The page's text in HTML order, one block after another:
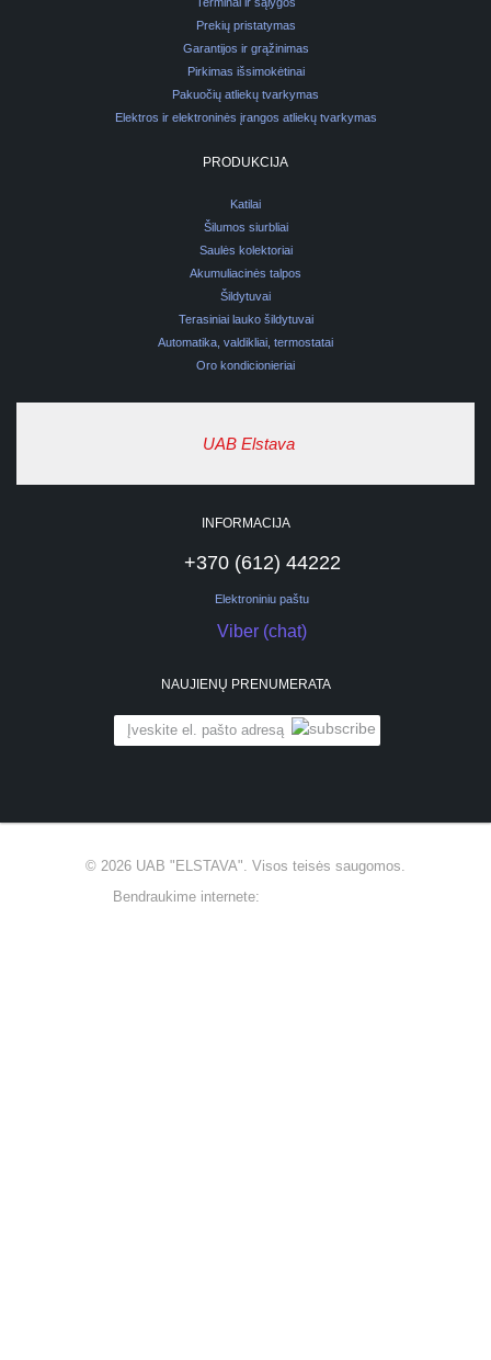
Prekių pristatymas
Garantijos ir grąžinimas
Pirkimas išsimokėtinai
Pakuočių atliekų tvarkymas
Elektros ir elektroninės įrangos atliekų tvarkymas
PRODUKCIJA
Katilai
Šilumos siurbliai
Saulės kolektoriai
Akumuliacinės talpos
Šildytuvai
Terasiniai lauko šildytuvai
Automatika, valdikliai, termostatai
Oro kondicionieriai
UAB Elstava
INFORMACIJA
+370 (612) 44222
Elektroniniu paštu
Viber (chat)
NAUJIENŲ PRENUMERATA
© 2026 UAB "ELSTAVA". Visos teisės saugomos.
Bendraukime internete: